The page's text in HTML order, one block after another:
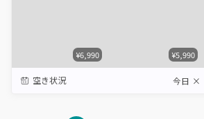
¥6,990 ¥5,990
空き状況 今日 ×